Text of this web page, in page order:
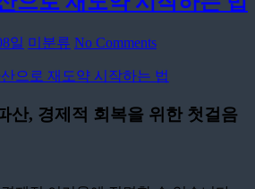
일 미분류 No Comments
산, 경제적 회복을 위한 첫걸음